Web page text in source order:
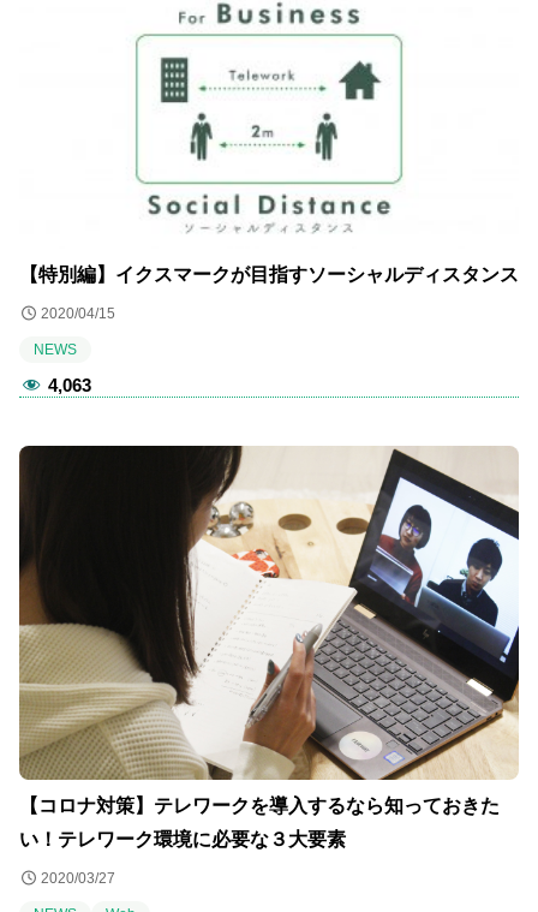
【特別編】イクスマークが目指すソーシャルディスタンス
2020/04/15
NEWS
4,063
【コロナ対策】テレワークを導入するなら知っておきた
い！テレワーク環境に必要な３大要素
2020/03/27